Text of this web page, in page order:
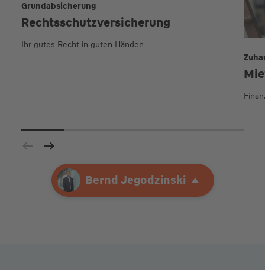
Ihre AgenturBernd Jegodzinski
Bernd Jegodzinski
Rechtsschutz­versicherung
Grundabsicherung
Ihr gutes Recht in guten Händen